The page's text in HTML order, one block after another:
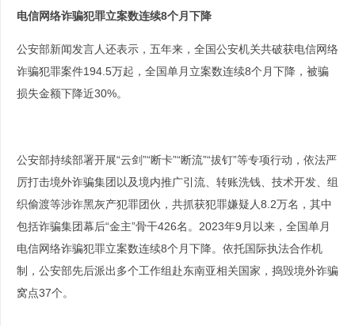
电信网络诈骗犯罪立案数连续8个月下降
公安部新闻发言人还表示，五年来，全国公安机关共破获电信网络
诈骗犯罪案件194.5万起，全国单月立案数连续8个月下降，被骗
损失金额下降近30%。
公安部持续部署开展“云剑”“断卡”“断流”“拔钉”等专项行动，依法严
厉打击境外诈骗集团以及境内推广引流、转账洗钱、技术开发、组
织偷渡等涉诈黑灰产犯罪团伙，共抓获犯罪嫌疑人8.2万名，其中
包括诈骗集团幕后“金主”骨干426名。2023年9月以来，全国单月
电信网络诈骗犯罪立案数连续8个月下降。依托国际执法合作机
制，公安部先后派出多个工作组赴东南亚相关国家，捣毁境外诈骗
窝点37个。